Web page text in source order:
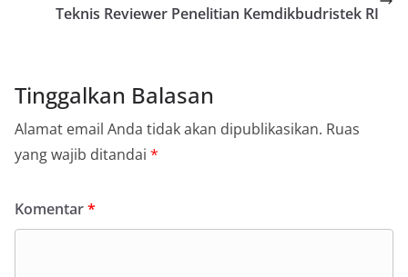
Teknis Reviewer Penelitian Kemdikbudristek RI
Tinggalkan Balasan
Alamat email Anda tidak akan dipublikasikan. Ruas
yang wajib ditandai *
Komentar*